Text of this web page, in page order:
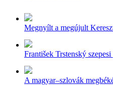
Megnyílt a megújult
František Trstenský
A magyar–szlovák